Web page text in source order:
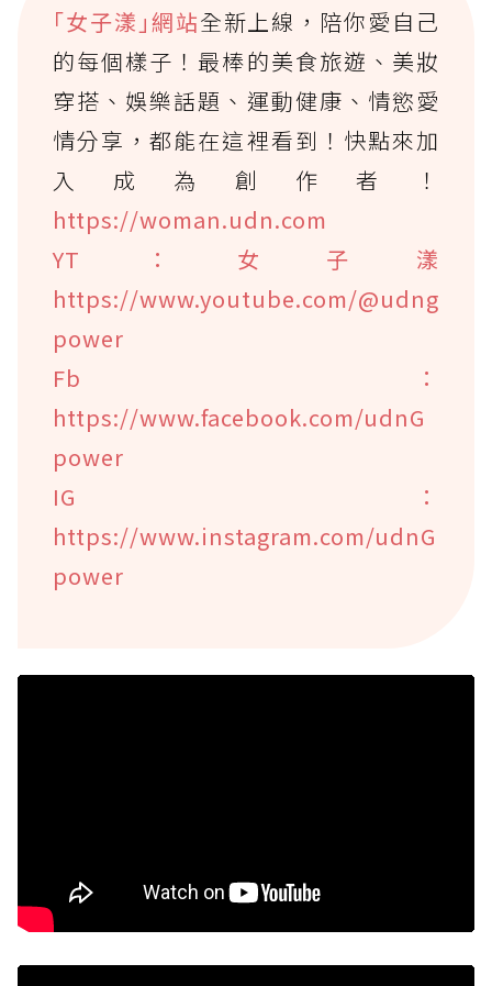
｢女子漾｣網站全新上線，陪你愛自己
的每個樣子！最棒的美食旅遊、美妝
穿搭、娛樂話題、運動健康、情慾愛
情分享，都能在這裡看到！快點來加
入成為創作者！
https://woman.udn.com
YT：女子漾
https://www.youtube.com/@udng
power
Fb：
https://www.facebook.com/udnG
power
IG：
https://www.instagram.com/udnG
power